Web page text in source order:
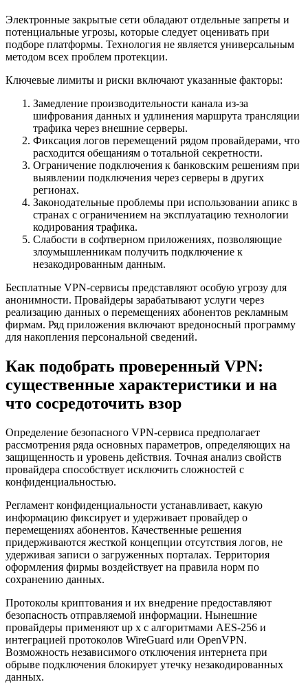
Электронные закрытые сети обладают отдельные запреты и
потенциальные угрозы, которые следует оценивать при
подборе платформы. Технология не является универсальным
методом всех проблем протекции.
Ключевые лимиты и риски включают указанные факторы:
Замедление производительности канала из-за
шифрования данных и удлинения маршрута трансляции
трафика через внешние серверы.
Фиксация логов перемещений рядом провайдерами, что
расходится обещаниям о тотальной секретности.
Ограничение подключения к банковским решениям при
выявлении подключения через серверы в других
регионах.
Законодательные проблемы при использовании апикс в
странах с ограничением на эксплуатацию технологии
кодирования трафика.
Слабости в софтверном приложениях, позволяющие
злоумышленникам получить подключение к
незакодированным данным.
Бесплатные VPN-сервисы представляют особую угрозу для
анонимности. Провайдеры зарабатывают услуги через
реализацию данных о перемещениях абонентов рекламным
фирмам. Ряд приложения включают вредоносный программу
для накопления персональной сведений.
Как подобрать проверенный VPN:
существенные характеристики и на
что сосредоточить взор
Определение безопасного VPN-сервиса предполагает
рассмотрения ряда основных параметров, определяющих на
защищенность и уровень действия. Точная анализ свойств
провайдера способствует исключить сложностей с
конфиденциальностью.
Регламент конфиденциальности устанавливает, какую
информацию фиксирует и удерживает провайдер о
перемещениях абонентов. Качественные решения
придерживаются жесткой концепции отсутствия логов, не
удерживая записи о загруженных порталах. Территория
оформления фирмы воздействует на правила норм по
сохранению данных.
Протоколы криптования и их внедрение предоставляют
безопасность отправляемой информации. Нынешние
провайдеры применяют up x с алгоритмами AES-256 и
интеграцией протоколов WireGuard или OpenVPN.
Возможность независимого отключения интернета при
обрыве подключения блокирует утечку незакодированных
данных.